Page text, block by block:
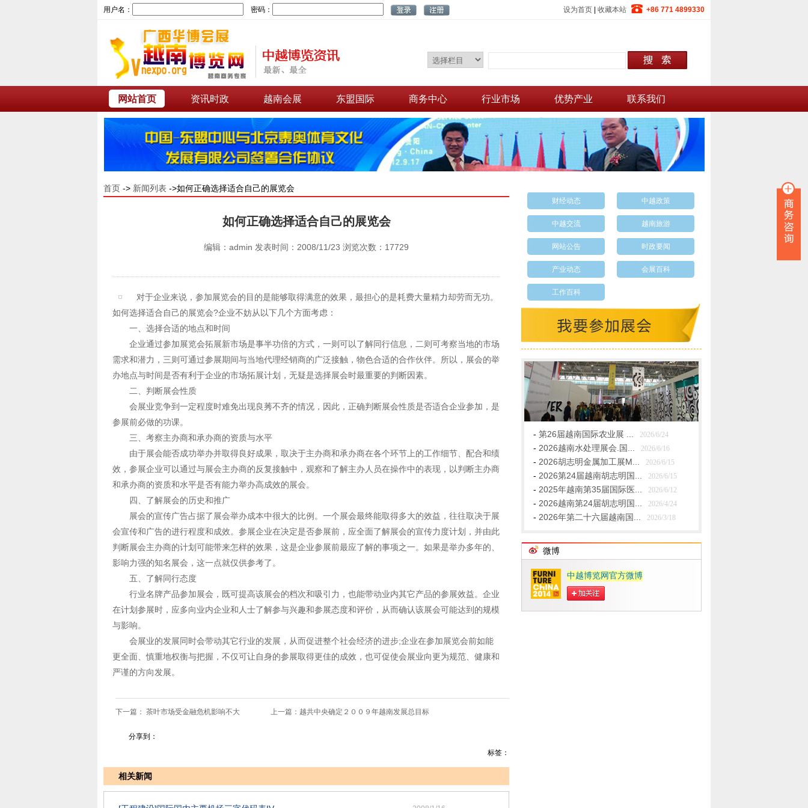
用户名： 密码： 设为首页 收藏本站 +86 771 4899330
网站首页 资讯时政 越南会展 东盟国际 商务中心 行业市场 优势产业 联系我们
首页 -> 新闻列表 ->如何正确选择适合自己的展览会
如何正确选择适合自己的展览会
编辑：admin 发表时间：2008/11/23 浏览次数：17729
对于企业来说，参加展览会的目的是能够取得满意的效果，最担心的是耗费大量精力却劳而无功。
如何选择适合自己的展览会?企业不妨从以下几个方面考虑：
一、选择合适的地点和时间
企业通过参加展览会拓展新市场是事半功倍的方式，一则可以了解同行信息，二则可考察当地的市场
需求和潜力，三则可通过参展期间与当地代理经销商的广泛接触，物色合适的合作伙伴。所以，展会的举
办地点与时间是否有利于企业的市场拓展计划，无疑是选择展会时最重要的判断因素。
二、判断展会性质
会展业竞争到一定程度时难免出现良莠不齐的情况，因此，正确判断展会性质是否适合企业参加，是
参展前必做的功课。
三、考察主办商和承办商的资质与水平
由于展会能否成功举办并取得良好成果，取决于主办商和承办商在各个环节上的工作细节、配合和绩
效，参展企业可以通过与展会主办商的反复接触中，观察和了解主办人员在操作中的表现，以判断主办商
和承办商的资质和水平是否有能力举办高成效的展会。
四、了解展会的历史和推广
展会的宣传广告占据了展会举办成本中很大的比例。一个展会最终能取得多大的效益，往往取决于展
会宣传和广告的进行程度和成效。参展企业在决定是否参展前，应全面了解展会的宣传力度计划，并由此
判断展会主办商的计划可能带来怎样的效果，这是企业参展前最应了解的事项之一。如果是举办多年的、
影响力强的知名展会，这一点就仅供参考了。
五、了解同行态度
行业名牌产品参加展会，既可提高该展会的档次和吸引力，也能带动业内其它产品的参展效益。企业
在计划参展时，应多向业内企业和人士了解参与兴趣和参展态度和评价，从而确认该展会可能达到的规模
与影响。
会展业的发展同时会带动其它行业的发展，从而促进整个社会经济的进步;企业在参加展览会前如能
更全面、慎重地权衡与把握，不仅可让自身的参展取得更佳的成效，也可促使会展业向更为规范、健康和
严谨的方向发展。
下一篇： 茶叶市场受金融危机影响不大 上一篇： 越共中央确定２００９年越南发展总目标
分享到：
标签：
相关新闻
财经动态 中越政策
中越交流 越南旅游
网站公告 时政要闻
产业动态 会展百科
工作百科
- 第26届越南国际农业展 ... 2026/6/24
- 2026越南水处理展会.国... 2026/6/16
- 2026胡志明金属加工展M... 2026/6/15
- 2026第24届越南胡志明国... 2026/6/15
- 2025年越南第35届国际医... 2026/6/12
- 2026越南第24届胡志明国... 2026/4/24
- 2026年第二十六届越南国... 2026/3/18
微博
中越博览网官方微博